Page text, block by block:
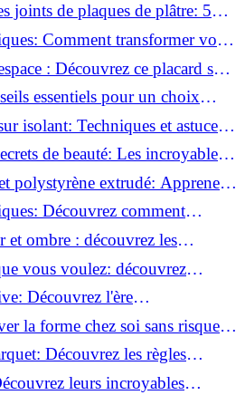
joints de plaques de plâtre: 5
comprendre les fissures!
Comment transformer votre
: Découvrez ce placard sous
essentiels pour un choix
isolant: Techniques et astuces
de beauté: Les incroyables
polystyrène extrudé: Apprenez
Découvrez comment
beauté!
et ombre : découvrez les
maison !
vous voulez: découvrez
Découvrez l'ère
la cosmétique verte!
la forme chez soi sans risque
et conseils sûrs!
Découvrez les règles
leurs incroyables